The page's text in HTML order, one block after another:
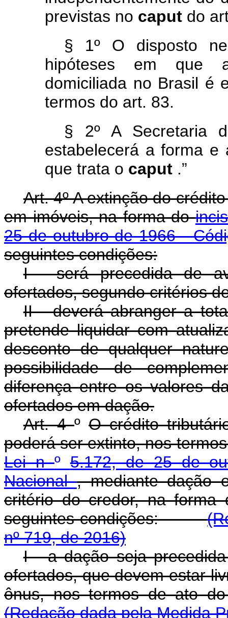
previstas no caput do
§ 1º O disposto
hipóteses em que
domiciliada no Brasil é
termos do art. 83.
§ 2º A Secretaria
estabelecerá a forma
que trata o caput .”
Art. 4º A extinção do
em imóveis, na forma do
25 de outubro de 1966 -
seguintes condições:
I - será precedida de
ofertados, segundo critérios
II - deverá abranger a
pretende liquidar com
desconto de qualquer
possibilidade de
diferença entre os valores
ofertados em dação.
Art. 4ºO crédito
poderá ser extinto, nos
Lei nº5.172, de 25 de
Nacional, mediante dação
critério do credor, na forma
seguintes condições:
nº 719, de 2016)
I - a dação seja
ofertados, que devem estar
ônus, nos termos de
(Redação dada pela Medida